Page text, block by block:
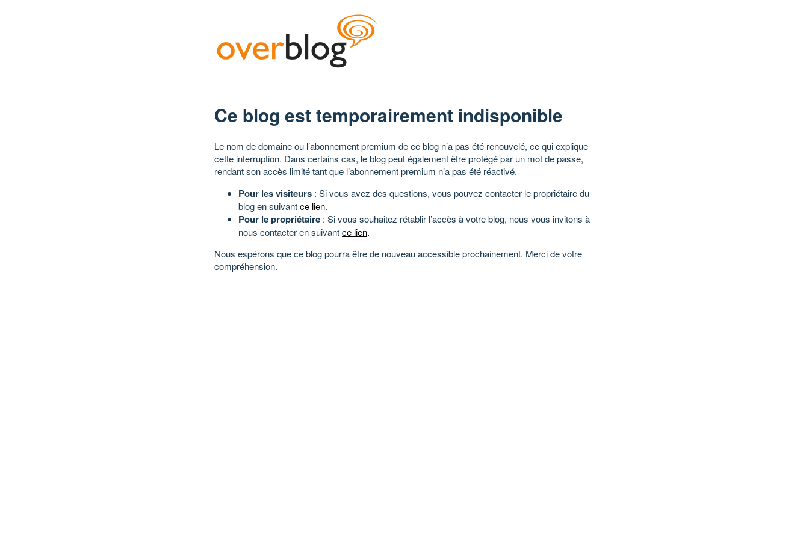
Ce blog est temporairement indisponible
Le nom de domaine ou l’abonnement premium de ce blog n’a pas été renouvelé, ce qui explique
cette interruption. Dans certains cas, le blog peut également être protégé par un mot de passe,
rendant son accès limité tant que l’abonnement premium n’a pas été réactivé.
Pour les visiteurs : Si vous avez des questions, vous pouvez contacter le propriétaire du
blog en suivantce lien.
Pour le propriétaire : Si vous souhaitez rétablir l’accès à votre blog, nous vous invitons à
nous contacter en suivantce lien.
Nous espérons que ce blog pourra être de nouveau accessible prochainement. Merci de votre
compréhension.